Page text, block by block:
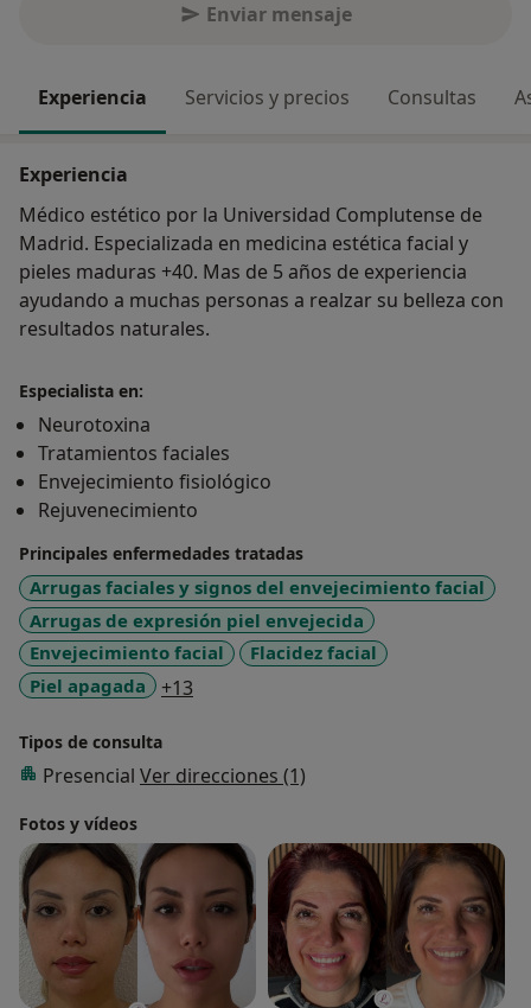
Enviar mensaje
Experiencia Servicios y precios Consultas
Experiencia
Médico estético por la Universidad Complutense de
Madrid. Especializada en medicina estética facial y
pieles maduras +40. Mas de 5 años de experiencia
ayudando a muchas personas a realzar su belleza con
resultados naturales.
Especialista en:
Neurotoxina
Tratamientos faciales
Envejecimiento fisiológico
Rejuvenecimiento
Principales enfermedades tratadas
Arrugas faciales y signos del envejecimiento facial
Arrugas de expresión piel envejecida
Envejecimiento facial
Flacidez facial
Piel apagada
+13
Tipos de consulta
Presencial Ver direcciones (1)
Fotos y vídeos